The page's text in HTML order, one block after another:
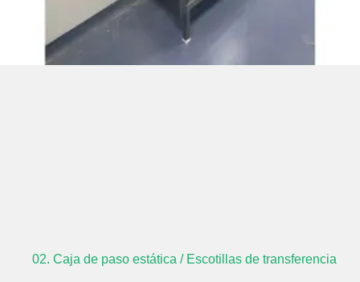
02. Caja de paso estática / Escotillas de transferencia